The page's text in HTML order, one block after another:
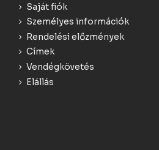
Saját fiók
Személyes információk
Rendelési előzmények
Címek
Vendégkövetés
Elállás